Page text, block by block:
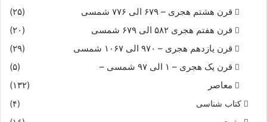
قرن هشتم هجری – ۶۷۹ الی ۷۷۶ شمسی
(۲۵)
قرن هفتم هجری ۵۸۲ الی ۶۷۹ شمسی
(۲۰)
قرن یازدهم هجری – ۹۷۰ الی ۱۰۶۷ شمسی
(۲۹)
قرن یک هجری – ۱ الی ۹۷ شمسی –
(۵)
معاصر
(۱۳۲)
کتاب شناسی
(۴)